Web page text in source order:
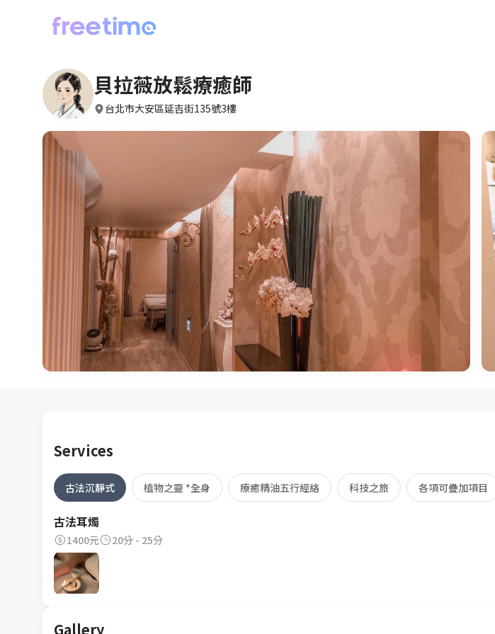
貝拉薇放鬆療癒師
台北市大安區延吉街135號3樓
Services
古法沉靜式 植物之靈 *全身 療癒精油五行經絡 科技之旅 各項可疊加項目
古法耳燭
1400元 20分 - 25分
Gallery